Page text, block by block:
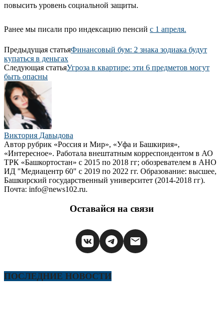
повысить уровень социальной защиты.
Ранее мы писали про индексацию пенсий с 1 апреля.
Предыдущая статьяФинансовый бум: 2 знака зодиака будут
купаться в деньгах
Следующая статьяУгроза в квартире: эти 6 предметов могут
быть опасны
Виктория Давыдова
Автор рубрик «Россия и Мир», «Уфа и Башкирия»,
«Интересное». Работала внештатным корреспондентом в АО
ТРК «Башкортостан» с 2015 по 2018 гг; обозревателем в АНО
ИД "Медиацентр 60" с 2019 по 2022 гг. Образование: высшее,
Башкирский государственный университет (2014-2018 гг).
Почта: info@news102.ru.
Оставайся на связи
ПОСЛЕДНИЕ НОВОСТИ